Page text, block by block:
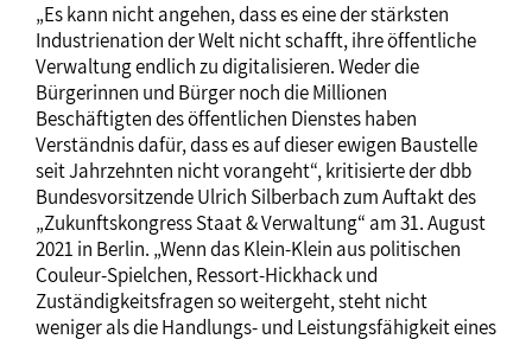
„Es kann nicht angehen, dass es eine der stärksten
Industrienation der Welt nicht schafft, ihre öffentliche
Verwaltung endlich zu digitalisieren. Weder die
Bürgerinnen und Bürger noch die Millionen
Beschäftigten des öffentlichen Dienstes haben
Verständnis dafür, dass es auf dieser ewigen Baustelle
seit Jahrzehnten nicht vorangeht“, kritisierte der dbb
Bundesvorsitzende Ulrich Silberbach zum Auftakt des
„Zukunftskongress Staat & Verwaltung“ am 31. August
2021 in Berlin. „Wenn das Klein-Klein aus politischen
Couleur-Spielchen, Ressort-Hickhack und
Zuständigkeitsfragen so weitergeht, steht nicht
weniger als die Handlungs- und Leistungsfähigkeit eines